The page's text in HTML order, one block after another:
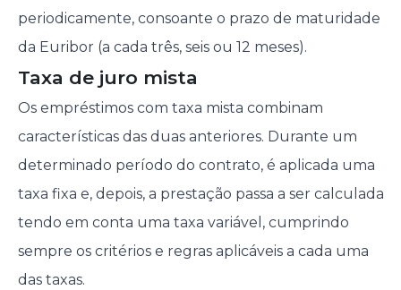
periodicamente, consoante o prazo de maturidade
da Euribor (a cada três, seis ou 12 meses).
Taxa de juro mista
Os empréstimos com taxa mista combinam
características das duas anteriores. Durante um
determinado período do contrato, é aplicada uma
taxa fixa e, depois, a prestação passa a ser calculada
tendo em conta uma taxa variável, cumprindo
sempre os critérios e regras aplicáveis a cada uma
das taxas.